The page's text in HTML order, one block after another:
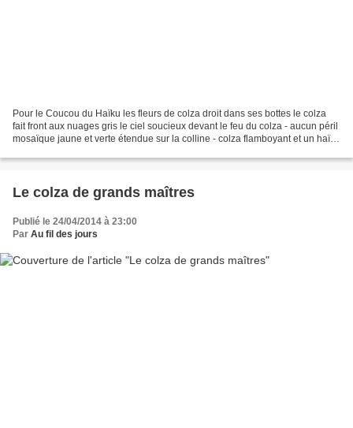
Pour le Coucou du Haïku les fleurs de colza droit dans ses bottes le colza
fait front aux nuages gris le ciel soucieux devant le feu du colza - aucun péril
mosaïque jaune et verte étendue sur la colline - colza flamboyant et un haïku
Le colza de grands maîtres
Publié le 24/04/2014 à 23:00
Par Au fil des jours